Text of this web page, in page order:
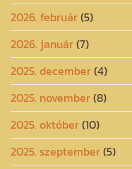
2026. február(5)
2026. január(7)
2025. december(4)
2025. november(8)
2025. október(10)
2025. szeptember(5)